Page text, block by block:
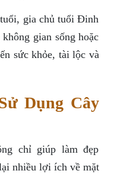
gia chủ tuổi Đinh
gian sống hoặc
sức khỏe, tài lộc và
Dụng Cây
chỉ giúp làm đẹp
nhiều lợi ích về mặt